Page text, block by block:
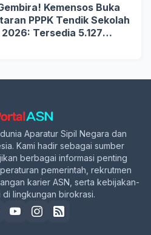
Kemensos Buka
PPPK Tendik Sekolah
Tersedia 5.127
Simak Syarat dan
Aparatur Sipil Negara dan
Kami hadir sebagai sumber
berbagai informasi penting
pemerintah, rekrutmen
karier ASN, serta kebijakan-
lingkungan birokrasi.